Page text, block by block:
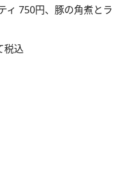
750円、豚の角煮とラ
税込